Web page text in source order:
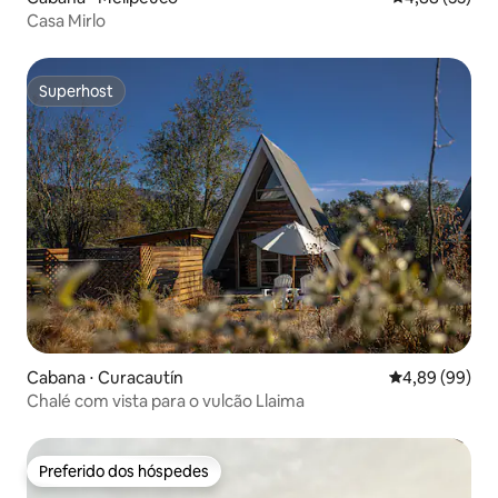
Casa Mirlo
Superhost
Superhost
Cabana ⋅ Curacautín 4,89 de uma
4,89 (99)
Chalé com vista para o vulcão Llaima
Preferido dos hóspedes
Preferido dos hóspedes